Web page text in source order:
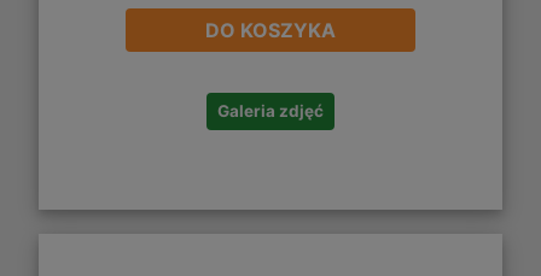
DO KOSZYKA
Galeria zdjęć